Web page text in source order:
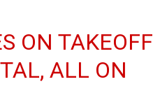
ON TAKEOFF
ALL ON